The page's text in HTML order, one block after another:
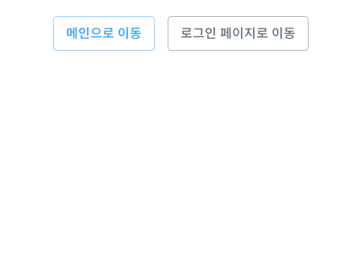
메인으로 이동 로그인 페이지로 이동